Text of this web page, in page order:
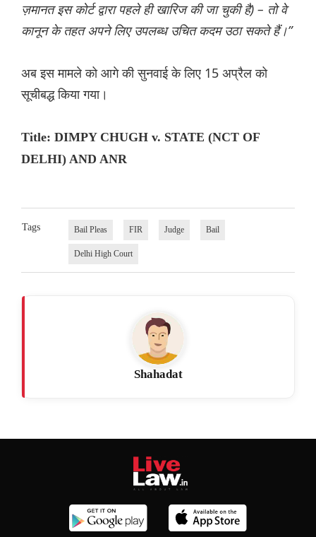
ज़मानत इस कोर्ट द्वारा पहले ही खारिज की जा चुकी है) – तो वे
कानून के तहत अपने लिए उपलब्ध उचित कदम उठा सकते हैं।”
अब इस मामले को आगे की सुनवाई के लिए 15 अप्रैल को
सूचीबद्ध किया गया।
Title: DIMPY CHUGH v. STATE (NCT OF
DELHI) AND ANR
Tags Bail Pleas FIR Judge Bail
Delhi High Court
Shahadat